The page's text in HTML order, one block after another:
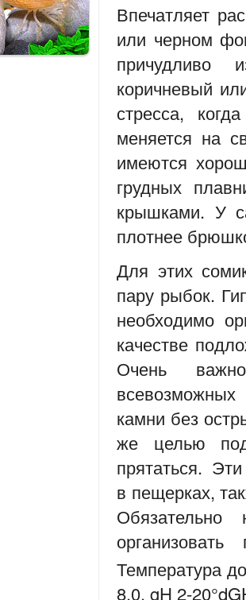
Впечатляет
или черном
причудливо
коричневый
стресса,
меняется на
имеются
грудных
крышками. У
плотнее
Для этих
пару рыбок.
необходимо
качестве
Очень
камни без
же целью
прятаться.
в пещерках,
Температура
8,0, gH 2-